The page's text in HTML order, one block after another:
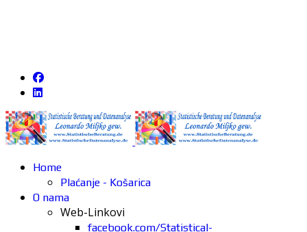
Home
Plaćanje - Košarica
O nama
Web-Linkovi
facebook.com/Statistical-